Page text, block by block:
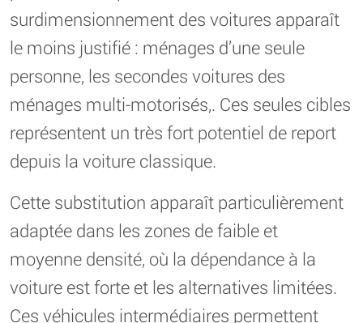
surdimensionnement des voitures apparaît
le moins justifié : ménages d’une seule
personne, les secondes voitures des
ménages multi-motorisés,. Ces seules cibles
représentent un très fort potentiel de report
depuis la voiture classique.
Cette substitution apparaît particulièrement
adaptée dans les zones de faible et
moyenne densité, où la dépendance à la
voiture est forte et les alternatives limitées.
Ces véhicules intermédiaires permettent